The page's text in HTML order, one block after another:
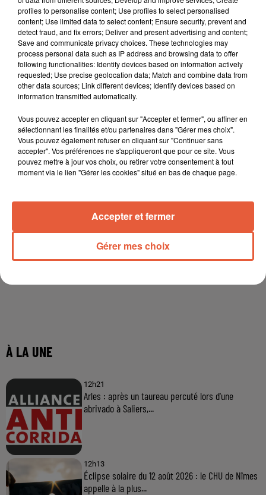
À LA UNE
12h21
Arles : après un taureau percuté lors d'une
abrivado à Saliers,...
12h13
Éclipse solaire du 12 août 2026 : le CHU de Nîmes
appelle à la plus...
profiles to personalise content; Use profiles to select personalised
content; Use limited data to select content; Ensure security, prevent and
detect fraud, and fix errors; Deliver and present advertising and content;
Save and communicate privacy choices. These technologies may
process personal data such as IP address and browsing data to offer
following functionalities: Identify devices based on information actively
requested; Use precise geolocation data; Match and combine data from
other data sources; Link different devices; Identify devices based on
information transmitted automatically.
Vous pouvez accepter en cliquant sur "Accepter et fermer", ou affiner en
sélectionnant les finalités et/ou partenaires dans "Gérer mes choix".
Vous pouvez également refuser en cliquant sur "Continuer sans
accepter". Vos préférences ne s'appliqueront que pour ce site. Vous
pouvez mettre à jour vos choix, ou retirer votre consentement à tout
moment via le lien "Gérer les cookies" situé en bas de chaque page.
Gérer mes choix
Accepter et fermer